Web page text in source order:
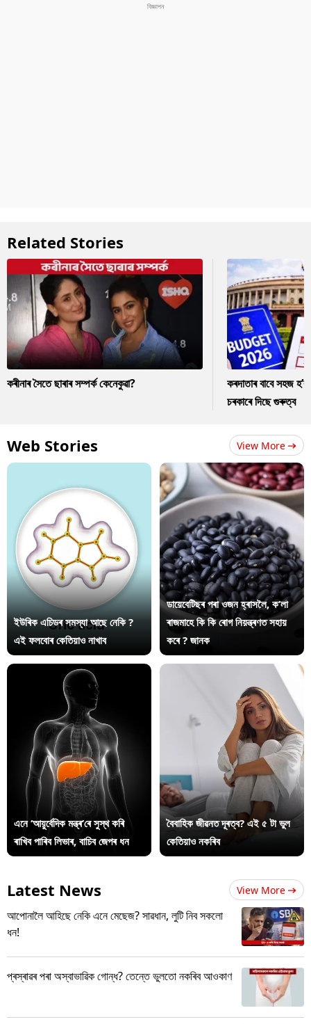
Related Stories
কৰীনাৰ সৈতে ছাৰাৰ সম্পৰ্ক কেনেকুৱা?
কৰদাতাৰ বাবে সহজ
চৰকাৰে দিছে গুৰুত্ব
Web Stories View More
ইউৰিক এচিডৰ সমস্যা আছে নেকি ?
এই ফলবোৰ কেতিয়াও নাখাব
ডায়েবেটিছৰ পৰা ওজন হ্ৰাসলৈ, ক’লা
ৰাজমাহে কি কি ৰোগ নিয়ন্ত্ৰণত সহায়
কৰে ? জানক
এনে ‘আয়ুৰ্বেদিক মন্ত্ৰ’ৰে সুস্থ কৰি
ৰাখিব পাৰিব লিভাৰ, বাচিব জেপৰ ধন
বৈবাহিক জীৱনত দূৰত্ব? এই ৫ টা ভুল
কেতিয়াও নকৰিব
Latest News View More
আপোনালৈ আহিছে নেকি এনে মেছেজ? সাৱধান, লুটি নিব সকলো
ধন!
প্ৰস্ৰাৱৰ পৰা অস্বাভাৱিক গোন্ধ? তেন্তে ভুলতো নকৰিব আওকাণ